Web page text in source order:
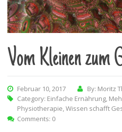
Vom Kleinen zum
Februar 10, 2017
By: Moritz
Category: Einfache Ernährung,
Physiotherapie,Wissen schafft
Comments: 0